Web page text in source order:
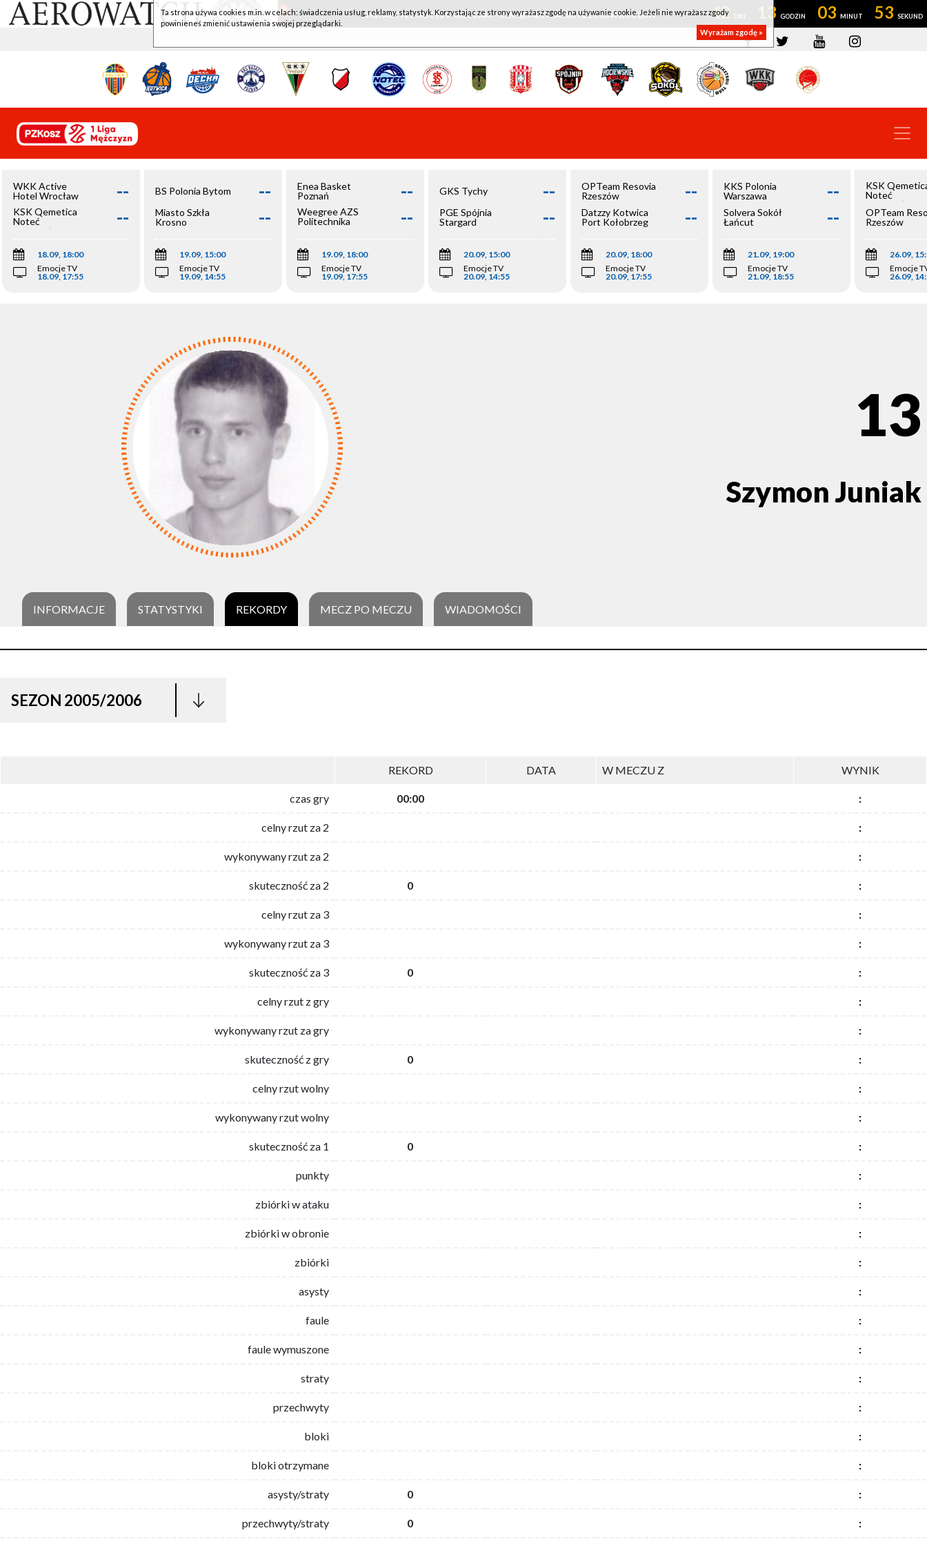
WKK ACTIVE HOTEL WROCŁAW - KSK QEMETICA NOTEĆ INOWROCŁAW 42 13 03 52
WKK Active
Hotel Wrocław
--
KSK Qemetica
Noteć
Inowrocław
--
18.09, 18:00
Emocje TV
18.09, 17:55
BS Polonia Bytom --
Miasto Szkła
Krosno
--
19.09, 15:00
Emocje TV
19.09, 14:55
Enea Basket
Poznań
--
Weegree AZS
Politechnika
--
19.09, 18:00
Emocje TV
19.09, 17:55
GKS Tychy --
PGE Spójnia
Stargard
--
20.09, 15:00
Emocje TV
20.09, 14:55
OPTeam Resovia
Rzeszów
--
Datzzy Kotwica
Port Kołobrzeg
--
20.09, 18:00
Emocje TV
20.09, 17:55
KKS Polonia
Warszawa
--
Solvera Sokół
Łańcut
--
21.09, 19:00
Emocje TV
21.09, 18:55
KSK
Noteć
Inowrocław
OPTeam
Rzeszów
26.09,
Emocje
26.09,
13
Szymon Juniak
INFORMACJE STATYSTYKI REKORDY MECZ PO MECZU WIADOMOŚCI
SEZON 2005/2006
REKORD DATA W MECZU Z WYNIK
czas gry 00:00 :
celny rzut za 2 :
wykonywany rzut za 2 :
skuteczność za 2 0 :
celny rzut za 3 :
wykonywany rzut za 3 :
skuteczność za 3 0 :
celny rzut z gry :
wykonywany rzut za gry :
skuteczność z gry 0 :
celny rzut wolny :
wykonywany rzut wolny :
skuteczność za 1 0 :
punkty :
zbiórki w ataku :
zbiórki w obronie :
zbiórki :
asysty :
faule :
faule wymuszone :
straty :
przechwyty :
bloki :
bloki otrzymane :
asysty/straty 0 :
przechwyty/straty 0 :
Ta strona używa cookies m.in. w celach: świadczenia usług, reklamy, statystyk. Korzystając ze strony wyrażasz zgodę na używanie cookie. Jeżeli nie wyrażasz zgody
powinieneś zmienić ustawienia swojej przeglądarki.
Wyrażam zgodę »